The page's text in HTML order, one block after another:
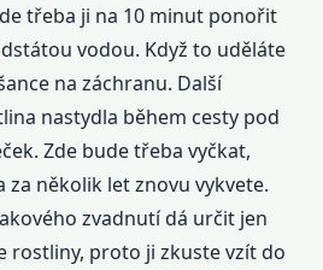
třeba ji na 10 minut ponořit
vodou. Když to uděláte
na záchranu. Další
nastydla během cesty pod
Zde bude třeba vyčkat,
za několik let znovu vykvete.
zvadnutí dá určit jen
rostliny, proto ji zkuste vzít do